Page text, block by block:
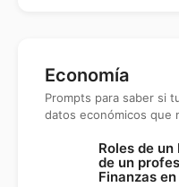
Economía
Prompts para saber si
datos económicos que
Roles de
de un
Finanzas